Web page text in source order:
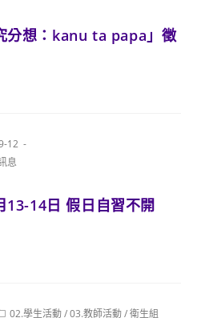
分想：kanu ta papa」徵
12
息
13-14日 假日自習不開
02.學生活動/03.教師活動/衛生組